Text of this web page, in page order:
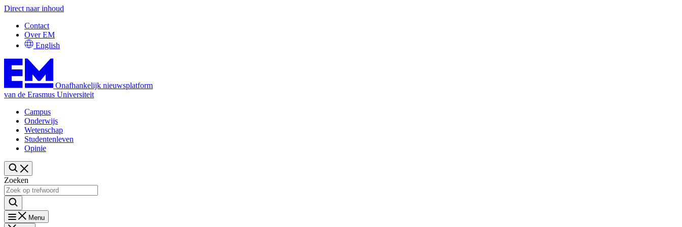
Direct naar inhoud
Contact
Over EM
English
Onafhankelijk nieuwsplatform
van de Erasmus Universiteit
Campus
Onderwijs
Wetenschap
Studentenleven
Opinie
Zoeken
Menu